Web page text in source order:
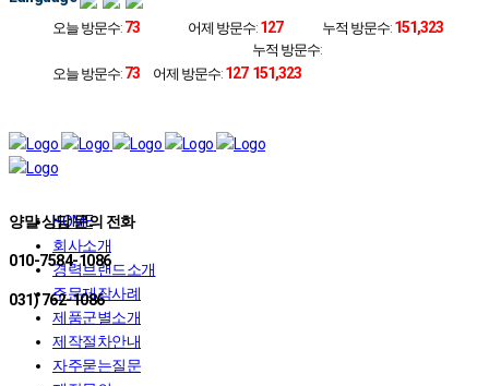
오늘 방문수: 73 어제 방문수: 127 누적 방문수: 151,323
오늘 방문수: 73 어제 방문수: 127
누적 방문수:
151,323
양말 상담 문의 전화
010-7584-1086
031) 762-1086
HOME
회사소개
경력브랜드소개
주문제작사례
제품군별소개
제작절차안내
자주묻는질문